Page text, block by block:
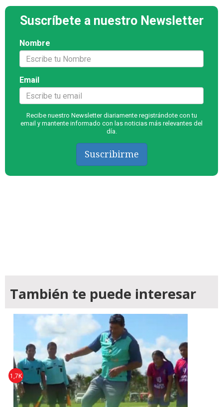
Suscríbete a nuestro Newsletter
Nombre
Email
Recibe nuestro Newsletter diariamente registrándote con tu
email y mantente informado con las noticias más relevantes del
día.
Suscribirme
También te puede interesar
1,7K